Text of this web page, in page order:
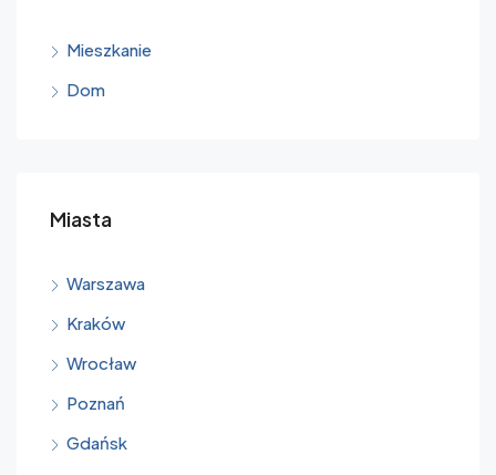
Mieszkanie
Dom
Miasta
Warszawa
Kraków
Wrocław
Poznań
Gdańsk